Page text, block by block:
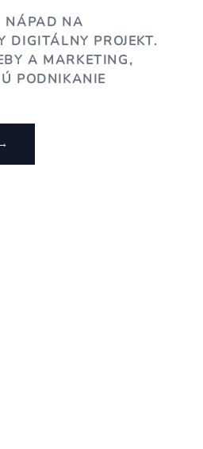
NÁPAD NA
DIGITÁLNY PROJEKT.
A MARKETING,
PODNIKANIE